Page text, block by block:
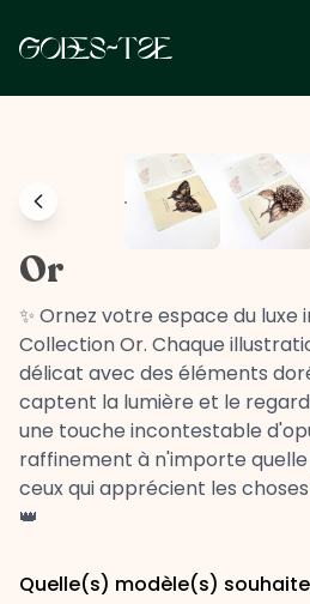
Or
✨ Ornez votre espace du
Collection Or. Chaque
délicat avec des éléments
captent la lumière et le
une touche incontestable
raffinement à n'importe
ceux qui apprécient les
👑
Quelle(s) modèle(s)